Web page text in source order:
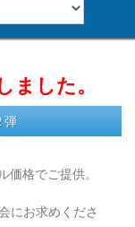
ました。
弾
格でご提供。
にお求めくださ